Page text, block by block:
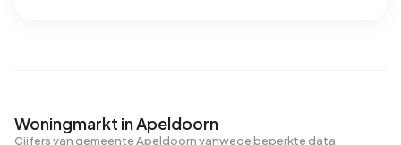
Woningmarkt in Apeldoorn
Cijfers van gemeente Apeldoorn vanwege beperkte data